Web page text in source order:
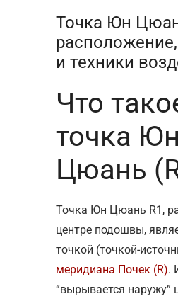
Точка Юн
и техники
Что
точка Юн
Цюань
Точка Юн Цюань R1,
центре подошвы,
точкой (точкой-
меридиана Почек (R).
“вырывается наружу”